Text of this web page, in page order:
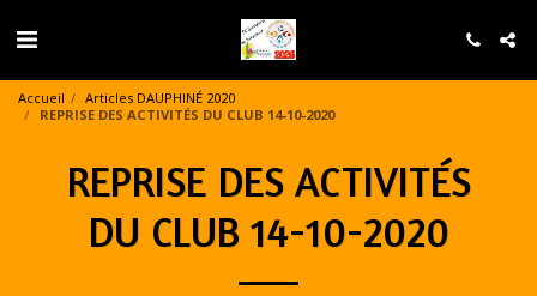
Accueil
Articles DAUPHINÉ 2020
REPRISE DES ACTIVITÉS DU CLUB 14-10-2020
REPRISE DES ACTIVITÉS
DU CLUB 14-10-2020